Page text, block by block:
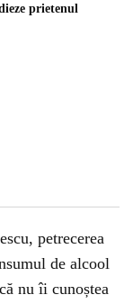
prietenul
petrecerea
de alcool
nu îi cunoștea